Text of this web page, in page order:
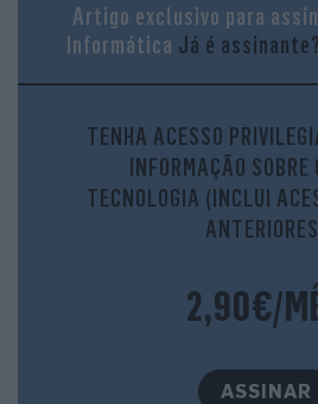
Artigo exclusivo para
Informática Já é assinante?
TENHA ACESSO
INFORMAÇÃO SOBRE
TECNOLOGIA (INCLUI
2,90€/
ASSINAR